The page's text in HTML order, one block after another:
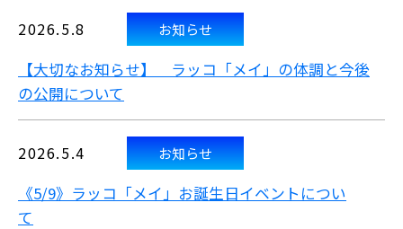
2026.5.8 お知らせ
【大切なお知らせ】 ラッコ「メイ」の体調と今後
の公開について
2026.5.4 お知らせ
《5/9》ラッコ「メイ」お誕生日イベントについ
て